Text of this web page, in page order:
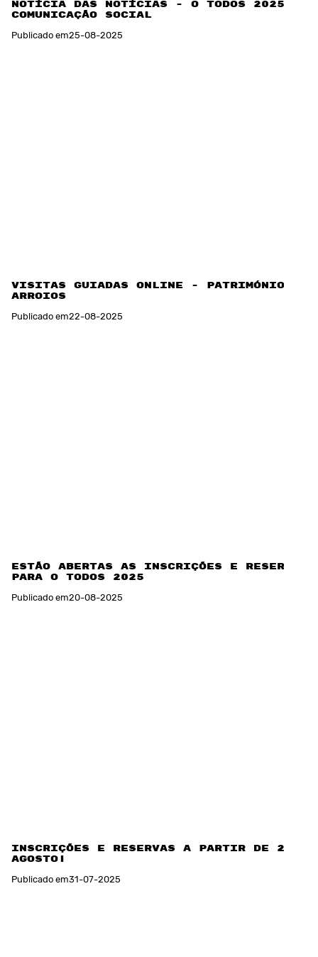
Notícia das Notícias - O TODOS 2025 na
Comunicação Social
Publicado em25-08-2025
Visitas Guiadas Online - Património de
Arroios
Publicado em22-08-2025
Estão abertas as inscrições e reservas
para o TODOS 2025
Publicado em20-08-2025
Inscrições e reservas a partir de 20 de
agosto!
Publicado em31-07-2025